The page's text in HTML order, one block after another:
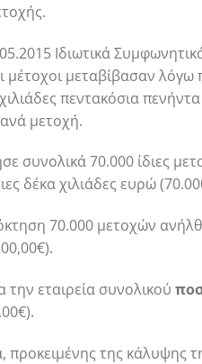
Ιδιωτικά
μεταβίβασαν λόγω
πεντακόσια
μετοχή.
συνολικά 70.000 ίδιες
δέκα χιλιάδες ευρώ
70.000 μετοχών
την εταιρεία συνολικού
προκειμένης της κάλυψης